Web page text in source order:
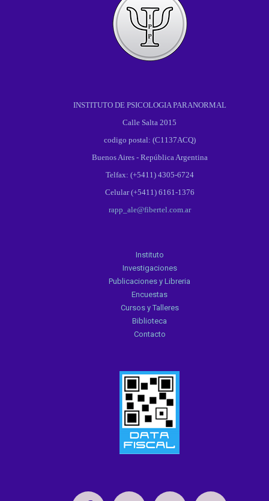
INSTITUTO DE PSICOLOGIA PARANORMAL
Calle Salta 2015
codigo postal: (C1137ACQ)
Buenos Aires - República Argentina
Telfax: (+5411) 4305-6724
Celular (+5411) 6161-1376
rapp_ale@fibertel.com.ar
Instituto
Investigaciones
Publicaciones y Libreria
Encuestas
Cursos y Talleres
Biblioteca
Contacto